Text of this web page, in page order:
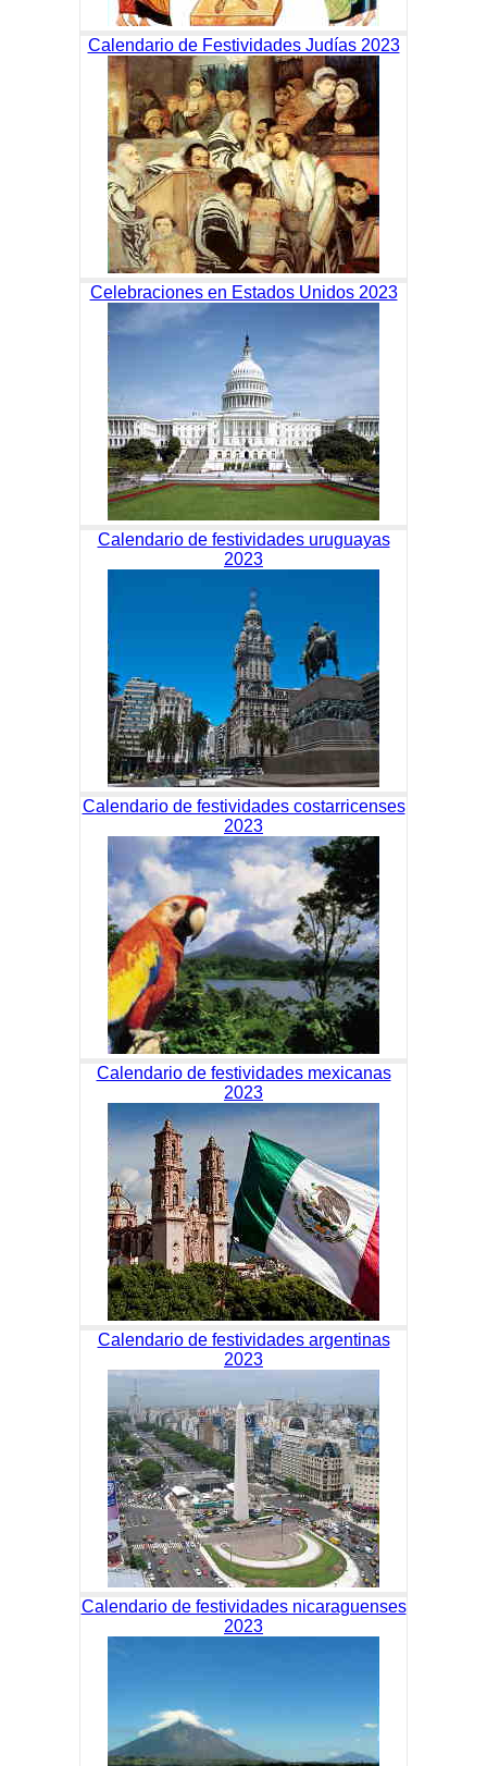
Calendario de Festividades Judías 2023
Celebraciones en Estados Unidos 2023
Calendario de festividades uruguayas
2023
Calendario de festividades costarricenses
2023
Calendario de festividades mexicanas
2023
Calendario de festividades argentinas
2023
Calendario de festividades nicaraguenses
2023